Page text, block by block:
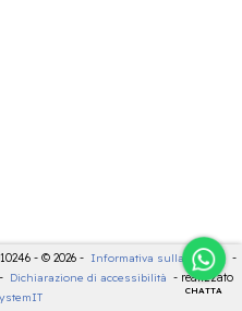
CHATTA
- © 2026 - Informativa sulla privacy -
- Dichiarazione di accessibilità - realizzato